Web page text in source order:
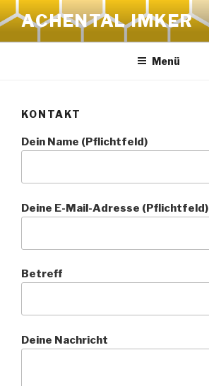
Inhalt
springen
ACHENTAL IMKER
Menü
KONTAKT
Dein Name (Pflichtfeld)
Deine E-Mail-Adresse (Pflichtfeld)
Betreff
Deine Nachricht